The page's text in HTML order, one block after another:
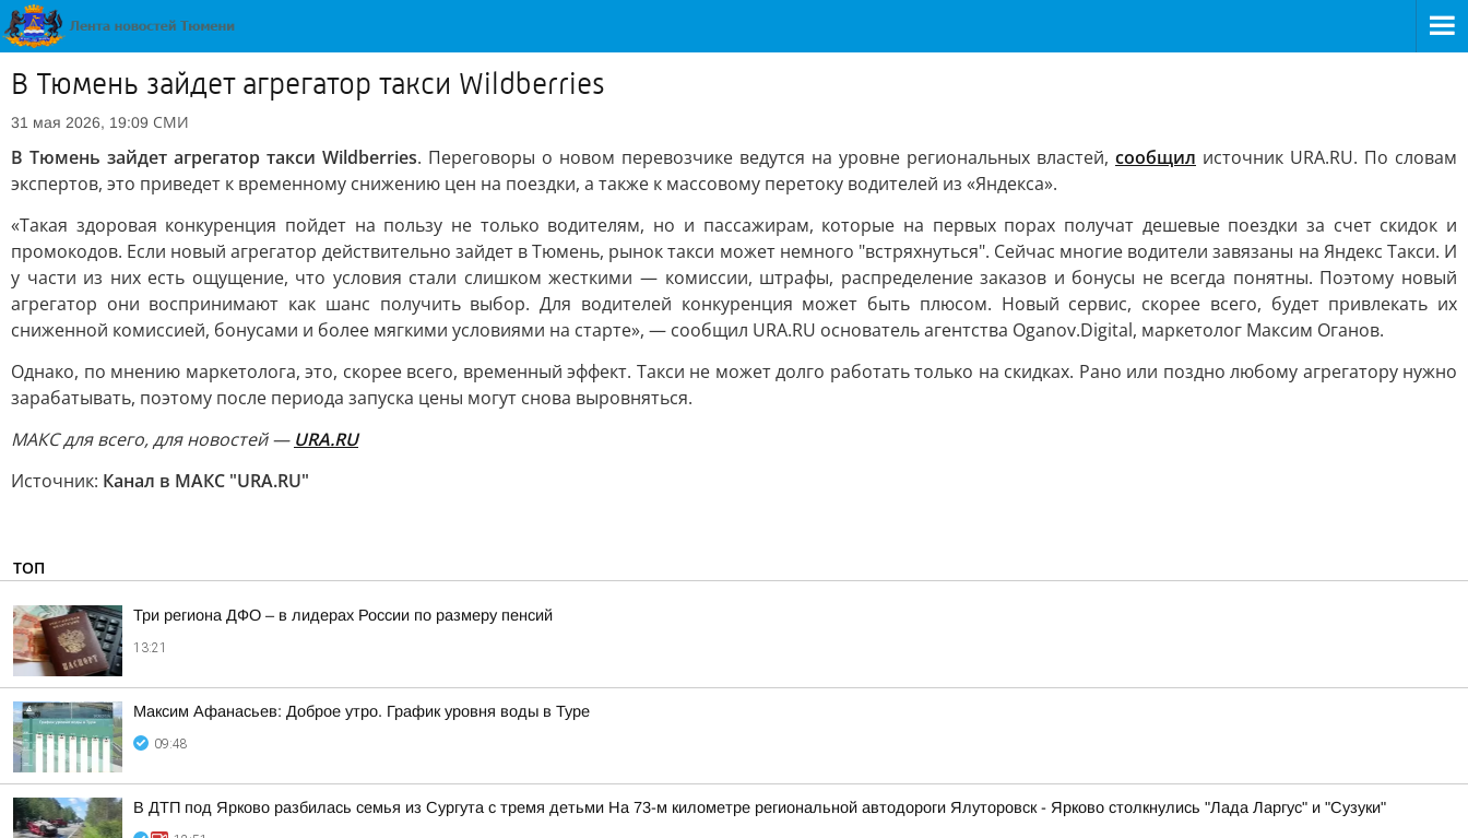
В Тюмень зайдет агрегатор такси Wildberries
31 мая 2026, 19:09 СМИ
В Тюмень зайдет агрегатор такси Wildberries. Переговоры о новом перевозчике ведутся на уровне региональных властей, сообщил источник URA.RU. По словам
экспертов, это приведет к временному снижению цен на поездки, а также к массовому перетоку водителей из «Яндекса».
«Такая здоровая конкуренция пойдет на пользу не только водителям, но и пассажирам, которые на первых порах получат дешевые поездки за счет скидок и
промокодов. Если новый агрегатор действительно зайдет в Тюмень, рынок такси может немного "встряхнуться". Сейчас многие водители завязаны на Яндекс Такси. И
у части из них есть ощущение, что условия стали слишком жесткими — комиссии, штрафы, распределение заказов и бонусы не всегда понятны. Поэтому новый
агрегатор они воспринимают как шанс получить выбор. Для водителей конкуренция может быть плюсом. Новый сервис, скорее всего, будет привлекать их
сниженной комиссией, бонусами и более мягкими условиями на старте», — сообщил URA.RU основатель агентства Oganov.Digital, маркетолог Максим Оганов.
Однако, по мнению маркетолога, это, скорее всего, временный эффект. Такси не может долго работать только на скидках. Рано или поздно любому агрегатору нужно
зарабатывать, поэтому после периода запуска цены могут снова выровняться.
MAКС для всего, для новостей — URA.RU
Источник: Канал в МАКС "URA.RU"
ТОП
Три региона ДФО – в лидерах России по размеру пенсий
13:21
Максим Афанасьев: Доброе утро. График уровня воды в Туре
09:48
В ДТП под Ярково разбилась семья из Сургута с тремя детьми На 73-м километре региональной автодороги Ялуторовск - Ярково столкнулись "Лада Ларгус" и "Сузуки"